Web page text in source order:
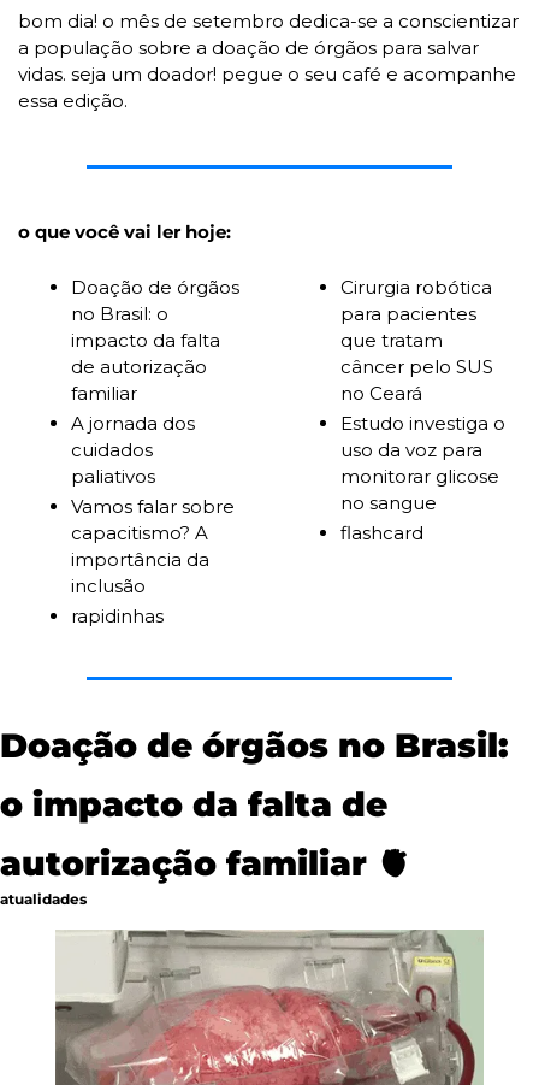
bom dia! o mês de setembro dedica-se a conscientizar
a população sobre a doação de órgãos para salvar
vidas. seja um doador! pegue o seu café e acompanhe
essa edição.
o que você vai ler hoje:
Doação de órgãos
no Brasil: o
impacto da falta
de autorização
familiar
A jornada dos
cuidados
paliativos
Vamos falar sobre
capacitismo? A
importância da
inclusão
rapidinhas
Cirurgia robótica
para pacientes
que tratam
câncer pelo SUS
no Ceará
Estudo investiga o
uso da voz para
monitorar glicose
no sangue
flashcard
Doação de órgãos no Brasil:
o impacto da falta de
autorização familiar 🫀
atualidades